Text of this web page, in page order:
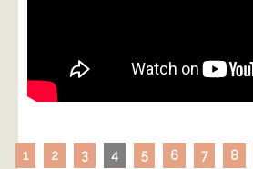
1 2 3 4 5 6 7 8